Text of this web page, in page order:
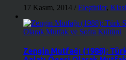
17 Kasım, 2014 / Eleştiriler,
Zengin Mutfağı (1988):